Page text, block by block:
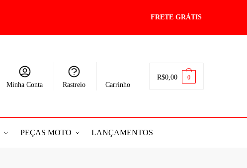
FRETE GRÁTIS
Minha Conta Rastreio Carrinho
R$0,00 0
PEÇAS MOTO LANÇAMENTOS